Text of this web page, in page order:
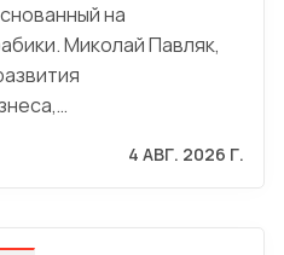
на
Миколай Павляк,
4 АВГ. 2026 Г.